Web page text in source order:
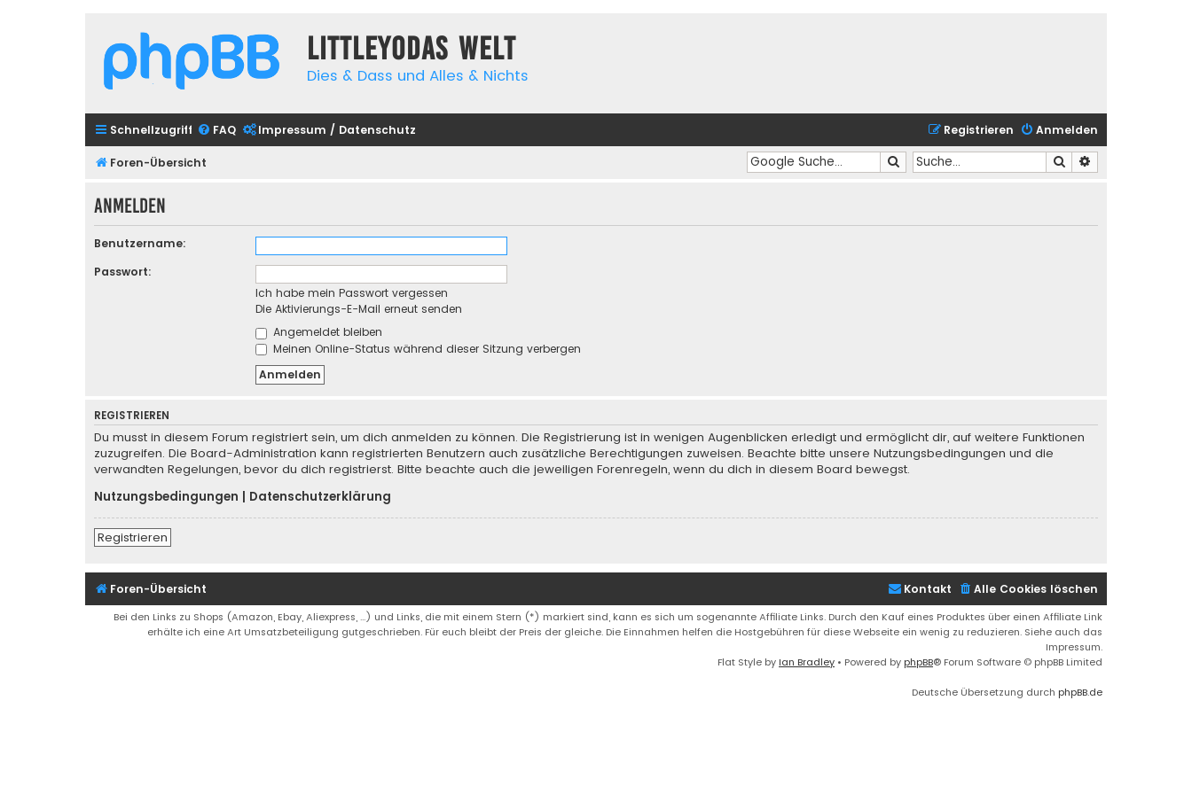
Littleyodas Welt
Dies & Dass und Alles & Nichts
Schnellzugriff FAQ Impressum / Datenschutz Anmelden
Registrieren
Foren-Übersicht Suche
Suche
Anmelden
Benutzername:
Passwort:
Ich habe mein Passwort vergessen
Die Aktivierungs-E-Mail erneut senden
Angemeldet bleiben
Meinen Online-Status während dieser Sitzung verbergen
REGISTRIEREN
Du musst in diesem Forum registriert sein, um dich anmelden zu können. Die Registrierung ist in wenigen Augenblicken erledigt und ermöglicht dir, auf weitere Funktionen
zuzugreifen. Die Board-Administration kann registrierten Benutzern auch zusätzliche Berechtigungen zuweisen. Beachte bitte unsere Nutzungsbedingungen und die
verwandten Regelungen, bevor du dich registrierst. Bitte beachte auch die jeweiligen Forenregeln, wenn du dich in diesem Board bewegst.
Nutzungsbedingungen
Datenschutzerklärung
Registrieren
Foren-Übersicht Alle Cookies löschen
Kontakt
Bei den Links zu Shops (Amazon, Ebay, Aliexpress, ...) und Links, die mit einem Stern (*) markiert sind, kann es sich um sogenannte Affiliate Links. Durch den Kauf eines Produktes über einen Affiliate Link
erhälte ich eine Art Umsatzbeteiligung gutgeschrieben. Für euch bleibt der Preis der gleiche. Die Einnahmen helfen die Hostgebühren für diese Webseite ein wenig zu reduzieren. Siehe auch das
Impressum.
Flat Style by Ian Bradley • Powered by phpBB® Forum Software © phpBB Limited
Deutsche Übersetzung durch phpBB.de